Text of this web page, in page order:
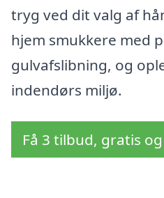
tryg ved dit valg af
hjem smukkere med
gulvafslibning, og
indendørs miljø.
Få 3 tilbud, gratis